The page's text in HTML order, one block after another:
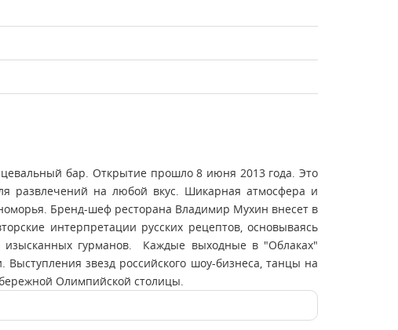
бар. Открытие прошло 8 июня 2013 года. Это
развлечений на любой вкус. Шикарная атмосфера и
Бренд-шеф ресторана Владимир Мухин внесет в
интерпретации русских рецептов, основываясь
изысканных гурманов. Каждые выходные в "Облаках"
звезд российского шоу-бизнеса, танцы на
Олимпийской столицы.